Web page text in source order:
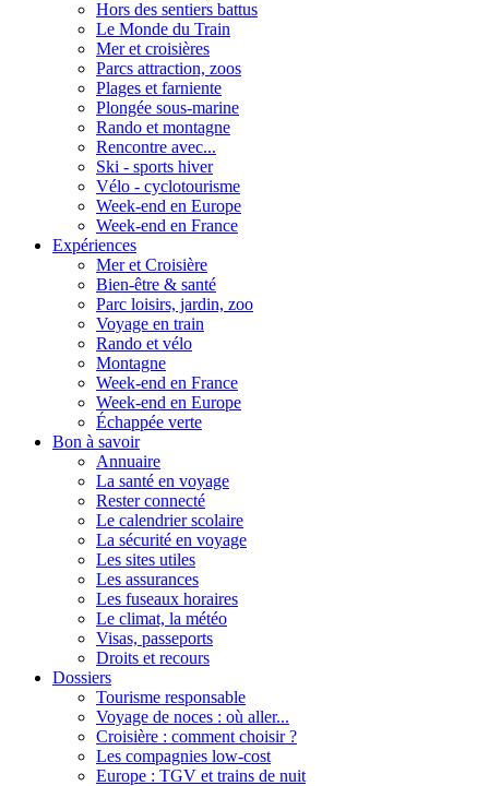
Hors des sentiers battus
Le Monde du Train
Mer et croisières
Parcs attraction, zoos
Plages et farniente
Plongée sous-marine
Rando et montagne
Rencontre avec...
Ski - sports hiver
Vélo - cyclotourisme
Week-end en Europe
Week-end en France
Expériences
Mer et Croisière
Bien-être & santé
Parc loisirs, jardin, zoo
Voyage en train
Rando et vélo
Montagne
Week-end en France
Week-end en Europe
Échappée verte
Bon à savoir
Annuaire
La santé en voyage
Rester connecté
Le calendrier scolaire
La sécurité en voyage
Les sites utiles
Les assurances
Les fuseaux horaires
Le climat, la météo
Visas, passeports
Droits et recours
Dossiers
Tourisme responsable
Voyage de noces : où aller...
Croisière : comment choisir ?
Les compagnies low-cost
Europe : TGV et trains de nuit